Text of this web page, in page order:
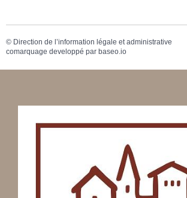
© Direction de l’information légale et administrative
comarquage developpé par baseo.io